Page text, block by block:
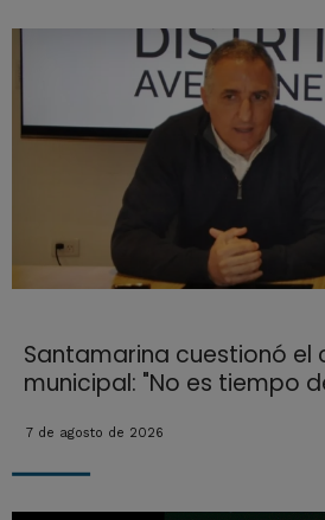
Santamarina cuestionó el
municipal: "No es tiempo
7 de agosto de 2026